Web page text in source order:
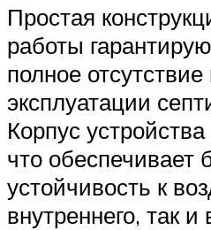
Простая
работы
полное
эксплуатации
Корпус
что обеспечивает
устойчивость к
внутреннего, так